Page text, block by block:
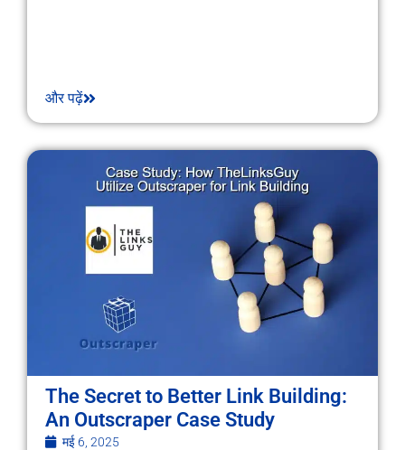
और पढ़ें
The Secret to Better Link Building:
An Outscraper Case Study
मई 6, 2025